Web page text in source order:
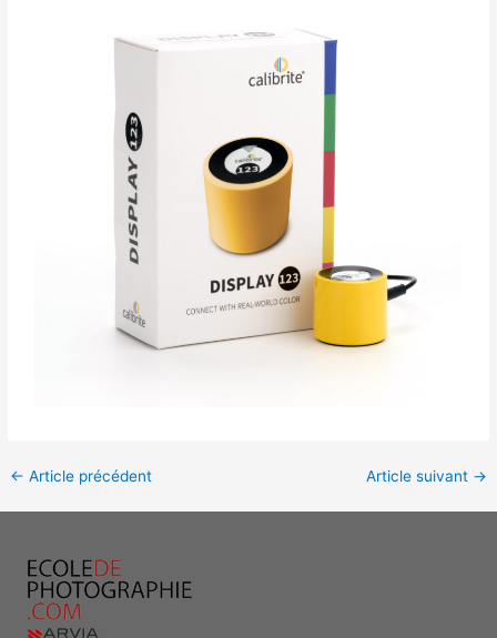
← Article précédent Article suivant →